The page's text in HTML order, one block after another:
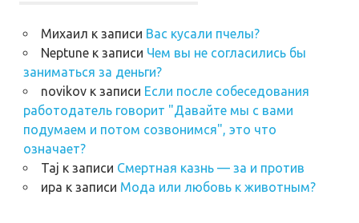
Михаил к записи Вас кусали пчелы?
Neptuneк записи Чем вы не согласились бы
заниматься за деньги?
novikovк записи Если после собеседования
работодатель говорит "Давайте мы с вами
подумаем и потом созвонимся", это что
означает?
Taj к записи Смертная казнь — за и против
ира к записи Мода или любовь к животным?